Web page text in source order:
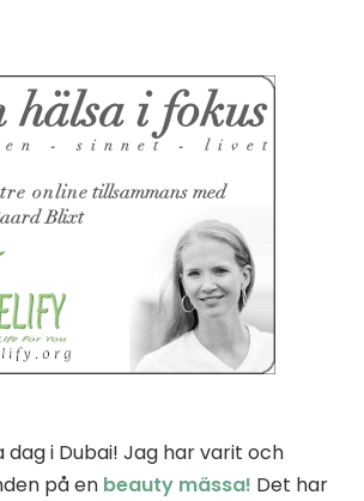
dag i Dubai! Jag har varit och
på en beauty mässa! Det har